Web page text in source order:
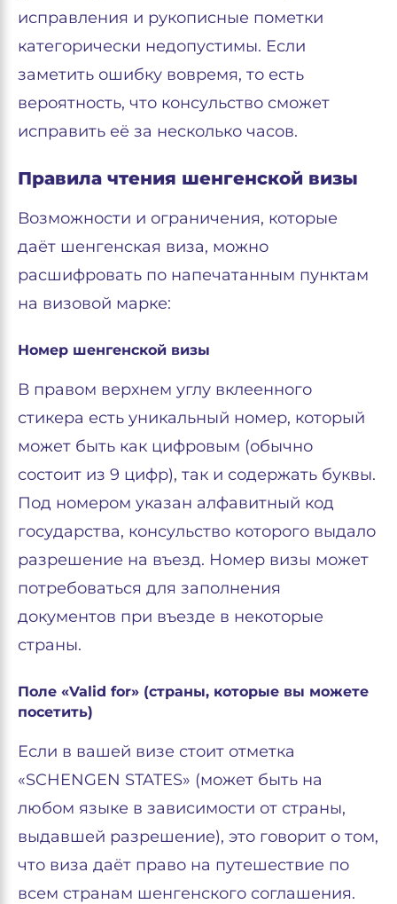
исправления и рукописные пометки
категорически недопустимы. Если
заметить ошибку вовремя, то есть
вероятность, что консульство сможет
исправить её за несколько часов.
Правила чтения шенгенской визы
Возможности и ограничения, которые
даёт шенгенская виза, можно
расшифровать по напечатанным пунктам
на визовой марке:
Номер шенгенской визы
В правом верхнем углу вклеенного
стикера есть уникальный номер, который
может быть как цифровым (обычно
состоит из 9 цифр), так и содержать буквы.
Под номером указан алфавитный код
государства, консульство которого выдало
разрешение на въезд. Номер визы может
потребоваться для заполнения
документов при въезде в некоторые
страны.
Поле «Valid for» (страны, которые вы можете
посетить)
Если в вашей визе стоит отметка
«SCHENGEN STATES» (может быть на
любом языке в зависимости от страны,
выдавшей разрешение), это говорит о том,
что виза даёт право на путешествие по
всем странам шенгенского соглашения.